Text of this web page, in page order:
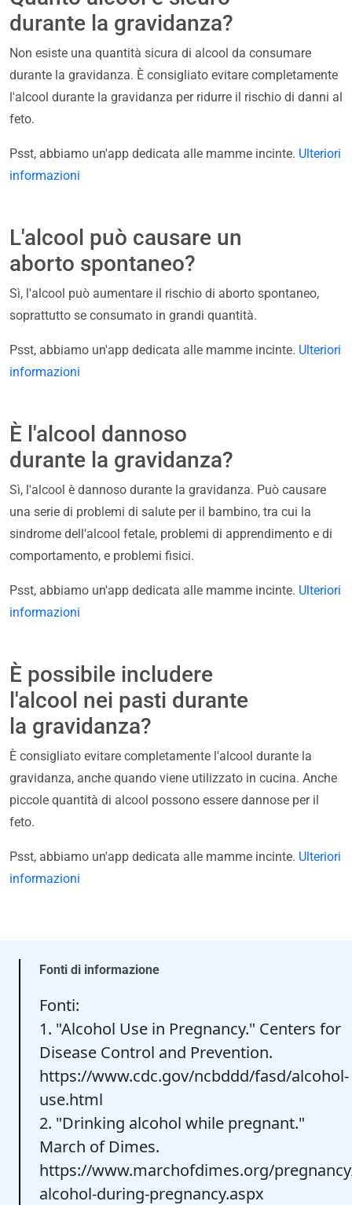
durante la gravidanza?
Non esiste una quantità sicura di alcool da consumare
durante la gravidanza. È consigliato evitare completamente
l'alcool durante la gravidanza per ridurre il rischio di danni al
feto.
Psst, abbiamo un'app dedicata alle mamme incinte. Ulteriori
informazioni
L'alcool può causare un
aborto spontaneo?
Sì, l'alcool può aumentare il rischio di aborto spontaneo,
soprattutto se consumato in grandi quantità.
Psst, abbiamo un'app dedicata alle mamme incinte. Ulteriori
informazioni
È l'alcool dannoso
durante la gravidanza?
Sì, l'alcool è dannoso durante la gravidanza. Può causare
una serie di problemi di salute per il bambino, tra cui la
sindrome dell'alcool fetale, problemi di apprendimento e di
comportamento, e problemi fisici.
Psst, abbiamo un'app dedicata alle mamme incinte. Ulteriori
informazioni
È possibile includere
l'alcool nei pasti durante
la gravidanza?
È consigliato evitare completamente l'alcool durante la
gravidanza, anche quando viene utilizzato in cucina. Anche
piccole quantità di alcool possono essere dannose per il
feto.
Psst, abbiamo un'app dedicata alle mamme incinte. Ulteriori
informazioni
Fonti di informazione
Fonti:
1. "Alcohol Use in Pregnancy." Centers for
Disease Control and Prevention.
https://www.cdc.gov/ncbddd/fasd/alcohol-
use.html
2. "Drinking alcohol while pregnant."
March of Dimes.
https://www.marchofdimes.org/
alcohol-during-pregnancy.aspx